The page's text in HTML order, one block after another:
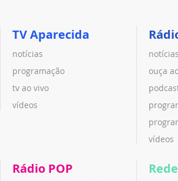
TV Aparecida
notícias
programação
tv ao vivo
vídeos
notícias
ouça
vídeos
Rádio POP